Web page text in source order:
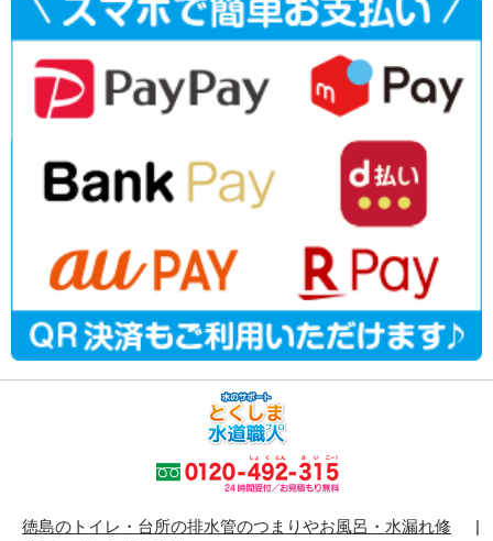
徳島のトイレ・台所の排水管のつまりやお風呂・水漏れ修